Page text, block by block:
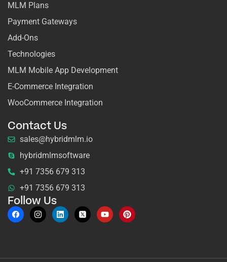
MLM Plans
Payment Gateways
Add-Ons
Technologies
MLM Mobile App Development
E-Commerce Integration
WooCommerce Integration
Contact Us
sales@hybridmlm.io
hybridmlmsoftware
+91 7356 679 313
+91 7356 679 313
Follow Us